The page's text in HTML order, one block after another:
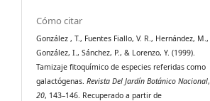
Cómo citar
González , T., Fuentes Fiallo, V. R., Hernández, M.,
González, I., Sánchez, P., & Lorenzo, Y. (1999).
Tamizaje fitoquímico de especies referidas como
galactógenas.Revista Del Jardín Botánico Nacional,
20, 143–146. Recuperado a partir de